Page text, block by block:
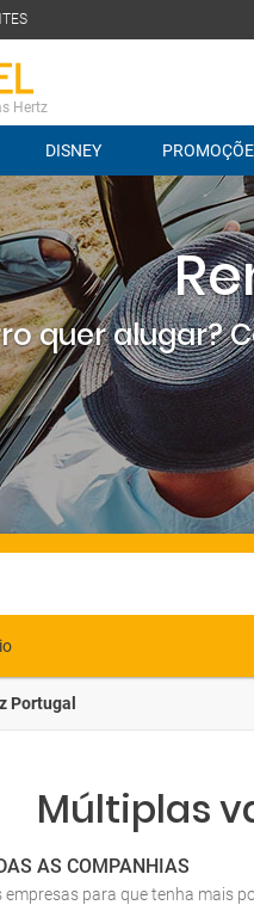
Hertz
DISNEY
quer alugar?
Portugal
Múltiplas
AS COMPANHIAS
para que tenha mais